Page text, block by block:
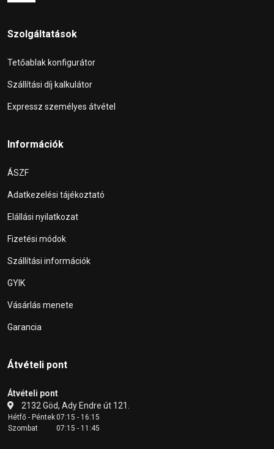
Szolgáltatások
Tetőablak konfigurátor
Szállítási díj kalkulátor
Expressz személyes átvétel
Információk
ÁSZF
Adatkezelési tájékoztató
Elállási nyilatkozat
Fizetési módok
Szállítási információk
GYIK
Vásárlás menete
Garancia
Átvételi pont
Átvételi pont
2132 Göd, Ady Endre út 121.
Hétfő - Péntek07:15 - 16:15
Szombat
07:15 - 11:45